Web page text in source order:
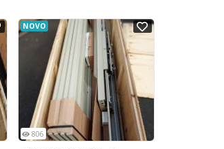
NOVO
806